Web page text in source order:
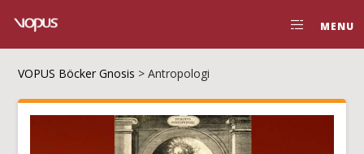
MENU
VOPUS Böcker Gnosis >Antropologi